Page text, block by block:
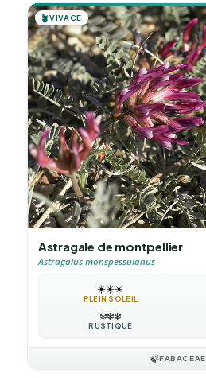
🪴VIVACE
Astragale de montpellier
Astragalus monspessulanus
☀️☀️☀️
PLEIN SOLEIL
❄️❄️❄️
RUSTIQUE
🍃FABACEAE